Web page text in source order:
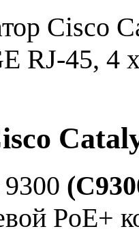
Cisco
RJ-45, 4
PoE+